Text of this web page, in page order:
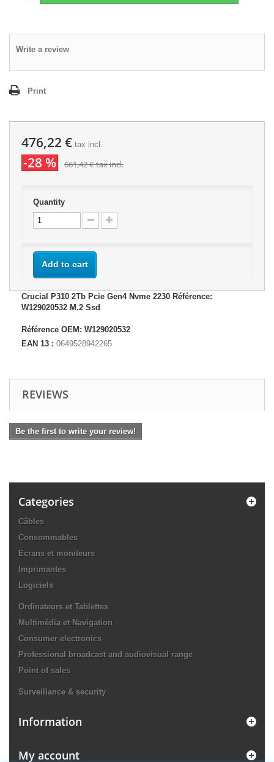
Write a review
Print
476,22 € tax incl.
-28 % 661,42 €tax incl.
Quantity
Add to cart
Crucial P310 2Tb Pcie Gen4 Nvme 2230 Référence:
W129020532 M.2 Ssd
Référence OEM: W129020532
EAN 13 : 0649528942265
REVIEWS
Be the first to write your review!
Categories
Câbles
Consommables
Ecrans et moniteurs
Imprimantes
Logiciels
Ordinateurs et Tablettes
Multimédia et Navigation
Consumer electronics
Professional broadcast and audiovisual range
Point of sales
Surveillance & security
Information
My account